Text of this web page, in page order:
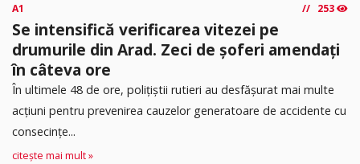
A1 253
Se intensifică verificarea vitezei pe
drumurile din Arad. Zeci de șoferi amendați
în câteva ore
În ultimele 48 de ore, polițiștii rutieri au desfășurat mai multe
acțiuni pentru prevenirea cauzelor generatoare de accidente cu
consecințe...
citește mai mult »